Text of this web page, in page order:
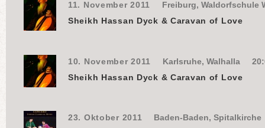
11. November 2011
Freiburg, Waldorfschule
Sheikh Hassan Dyck & Caravan of Love
10. November 2011 Karlsruhe, Walhalla
Sheikh Hassan Dyck & Caravan of Love
23. Oktober 2011
Baden-Baden, Spitalkirche